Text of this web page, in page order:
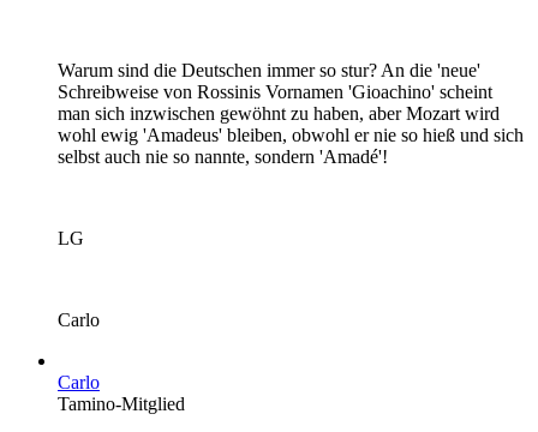
Warum sind die Deutschen immer so stur? An die 'neue'
Schreibweise von Rossinis Vornamen 'Gioachino' scheint
man sich inzwischen gewöhnt zu haben, aber Mozart wird
wohl ewig 'Amadeus' bleiben, obwohl er nie so hieß und sich
selbst auch nie so nannte, sondern 'Amadé'!
LG
Carlo
Carlo
Tamino-Mitglied